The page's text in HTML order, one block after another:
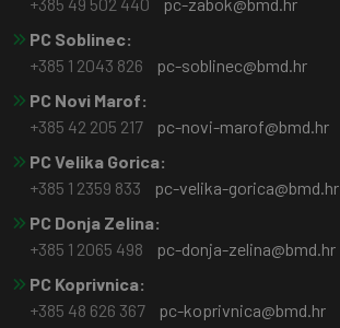
PC Soblinec:
+385 1 2043 826
pc-soblinec@bmd.hr
PC Novi Marof:
+385 42 205 217
pc-novi-marof@bmd.hr
PC Velika Gorica:
+385 1 2359 833
pc-velika-gorica@bmd.hr
PC Donja Zelina:
+385 1 2065 498
pc-donja-zelina@bmd.hr
PC Koprivnica:
+385 48 626 367
pc-koprivnica@bmd.hr